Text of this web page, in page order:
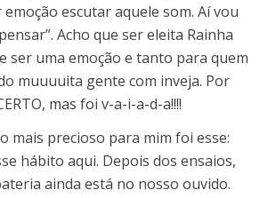
emoção escutar aquele som. Aí vou
Acho que ser eleita Rainha
ser uma emoção e tanto para quem
muuuuita gente com inveja. Por
mas foi v-a-i-a-d-a!!!!
mais precioso para mim foi esse:
hábito aqui. Depois dos ensaios,
ainda está no nosso ouvido.